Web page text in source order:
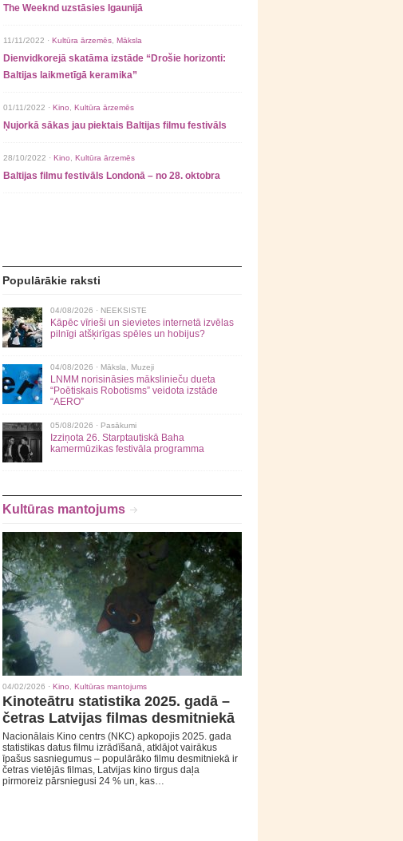
The Weeknd uzstāsies Igaunijā
11/11/2022 · Kultūra ārzemēs Māksla
Dienvidkorejā skatāma izstāde “Drošie horizonti:
Baltijas laikmetīgā keramika”
01/11/2022 · Kino Kultūra ārzemēs
Ņujorkā sākas jau piektais Baltijas filmu festivāls
28/10/2022 · Kino Kultūra ārzemēs
Baltijas filmu festivāls Londonā – no 28. oktobra
Populārākie raksti
04/08/2026 · NEEKSISTE
Kāpēc vīrieši un sievietes internetā izvēlas
pilnīgi atšķirīgas spēles un hobijus?
04/08/2026 · Māksla Muzeji
LNMM norisināsies mākslinieču dueta
“Poētiskais Robotisms” veidota izstāde
“AERO”
05/08/2026 · Pasākumi
Izziņota 26. Starptautiskā Baha
kamermūzikas festivāla programma
Kultūras mantojums
04/02/2026 · Kino Kultūras mantojums
Kinoteātru statistika 2025. gadā –
četras Latvijas filmas desmitniekā
Nacionālais Kino centrs (NKC) apkopojis 2025. gada
statistikas datus filmu izrādīšanā, atklājot vairākus
īpašus sasniegumus – populārāko filmu desmitniekā ir
četras vietējās filmas, Latvijas kino tirgus daļa
pirmoreiz pārsniegusi 24 % un, kas…